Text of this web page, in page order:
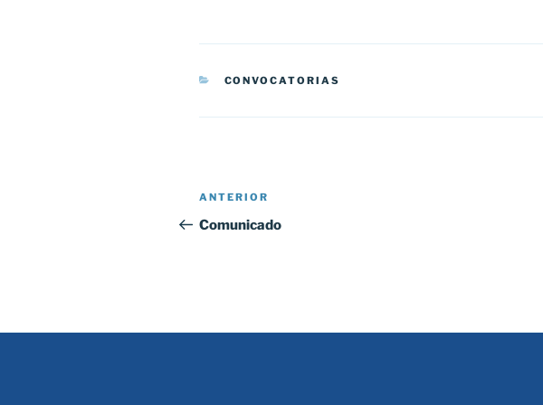
CATEGORÍAS
CONVOCATORIAS
Navegación
de
Entrada
anterior:
ANTERIOR
Comunicado